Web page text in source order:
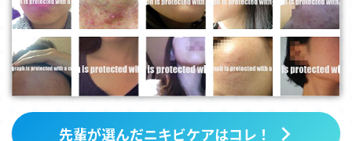
先輩が選んだニキビケアはコレ！